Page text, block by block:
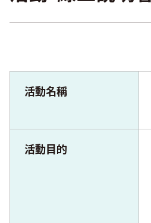
活動名稱
活動目的